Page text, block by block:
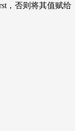
，否则将其值赋给